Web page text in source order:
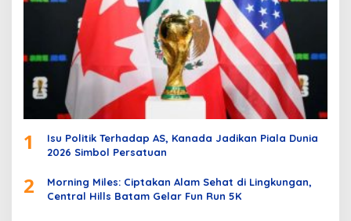
1
Isu Politik Terhadap AS, Kanada Jadikan Piala Dunia
2026 Simbol Persatuan
2
Morning Miles: Ciptakan Alam Sehat di Lingkungan,
Central Hills Batam Gelar Fun Run 5K